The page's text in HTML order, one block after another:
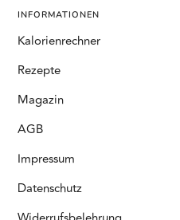
INFORMATIONEN
Kalorienrechner
Rezepte
Magazin
AGB
Impressum
Datenschutz